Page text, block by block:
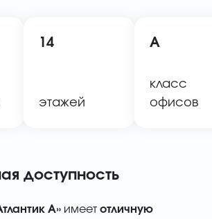
14
этажей
A
класс
офисов
доступность
А» имеет отличную